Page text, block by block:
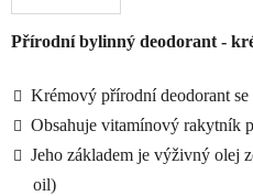
Přírodní bylinný deodorant -
Krémový přírodní deodorant
Obsahuje vitamínový rakytník
Jeho základem je výživný olej
oil)